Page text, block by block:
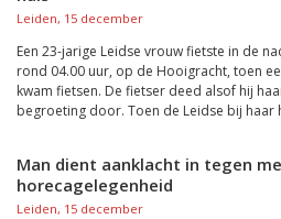
Leiden, 15 december
Een 23-jarige Leidse vrouw fietste in de
rond 04.00 uur, op de Hooigracht, toen
kwam fietsen. De fietser deed alsof hij
begroeting door. Toen de Leidse bij haar
Man dient aanklacht in tegen
horecagelegenheid
Leiden, 15 december